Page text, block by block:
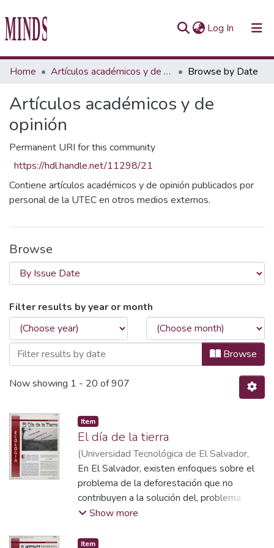
Log In (current)
Communities & Collections
All of Repository UTEC
Home Artículos académicos y de opinión Browse by Date
Artículos académicos y de
opinión
Permanent URI for this community
https://hdl.handle.net/11298/21
Contiene artículos académicos y de opinión publicados por
personal de la UTEC en otros medios externos.
Browse
Browsing Artículos académicos y de
Filter results by year or month
Browse
Now showing 1 - 20 of 907
Item
El día de la tierra
(Universidad Tecnológica de El Salvador,
Vicerrectoría de Investigación y Proyección
Social,1997-03-01)
En El Salvador, existen enfoques sobre el
problema de la deforestación que no
contribuyen a la solución del, problema.
Esto se debe, en gran parte, a que existen
árboles; la visión urbana y la visión rural.
Show more
Item